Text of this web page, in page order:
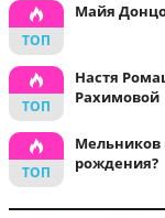
Майя
Настя
Рахимовой
Мельников
рождения?